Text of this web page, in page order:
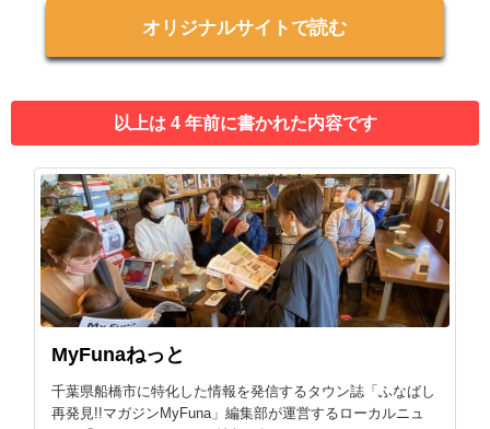
オリジナルサイトで読む
以上は 4 年前に書かれた内容です
MyFunaねっと
千葉県船橋市に特化した情報を発信するタウン誌「ふなばし
再発見!!マガジンMyFuna」編集部が運営するローカルニュ